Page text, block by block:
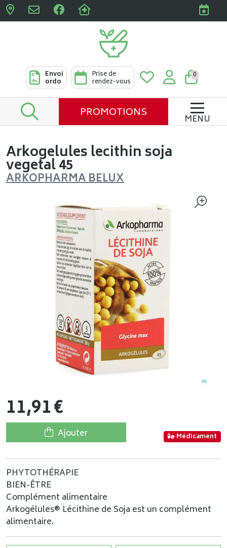
Pharmacies Clabots &
Envoi
ordo
Prise de
rendez-vous
0
PROMOTIONS MENU
Arkogelules lecithin soja
vegetal 45
ARKOPHARMA BELUX
11,91€
Ajouter Médicament
PHYTOTHÉRAPIE
BIEN-ÊTRE
Complément alimentaire
Arkogélules® Lécithine de Soja est un complément
alimentaire.